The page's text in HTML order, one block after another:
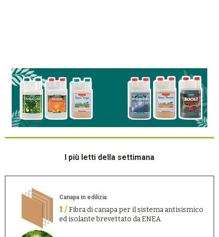
I più letti della settimana
Canapa in edilizia
1 /Fibra di canapa per il sistema antisismico
ed isolante brevettato da ENEA